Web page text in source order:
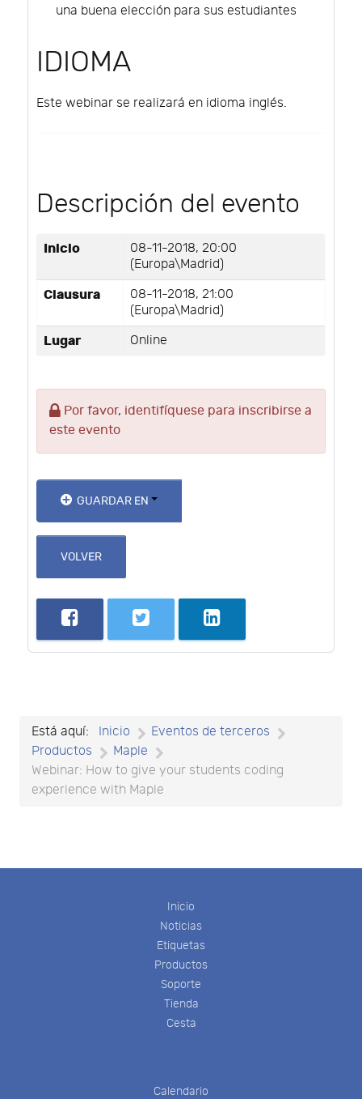
una buena elección para sus estudiantes
IDIOMA
Este webinar se realizará en idioma inglés.
Descripción del evento
Inicio
08-11-2018, 20:00
(Europa\Madrid)
Clausura
08-11-2018, 21:00
(Europa\Madrid)
Lugar Online
Por favor, identifíquese para inscribirse a
este evento
GUARDAR EN
VOLVER
Está aquí: Inicio
Eventos de terceros
Productos
Maple
Webinar: How to give your students coding
experience with Maple
Inicio
Noticias
Etiquetas
Productos
Soporte
Tienda
Cesta
Calendario